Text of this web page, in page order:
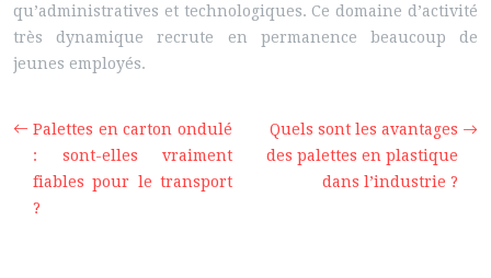
qu’administratives et technologiques. Ce domaine d’activité
très dynamique recrute en permanence beaucoup de
jeunes employés.
Palettes en carton ondulé
: sont-elles vraiment
fiables pour le transport
?
Quels sont les avantages
des palettes en plastique
dans l’industrie ?